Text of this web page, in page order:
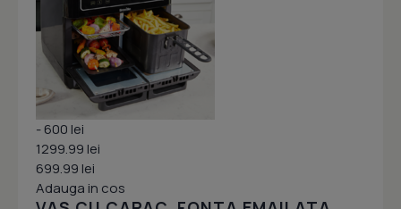
- 600 lei
1299.99 lei
699.99 lei
Adauga in cos